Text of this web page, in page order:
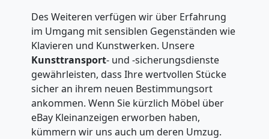
Des Weiteren verfügen wir über Erfahrung
im Umgang mit sensiblen Gegenständen wie
Klavieren und Kunstwerken. Unsere
Kunsttransport- und -sicherungsdienste
gewährleisten, dass Ihre wertvollen Stücke
sicher an ihrem neuen Bestimmungsort
ankommen. Wenn Sie kürzlich Möbel über
eBay Kleinanzeigen erworben haben,
kümmern wir uns auch um deren Umzug.